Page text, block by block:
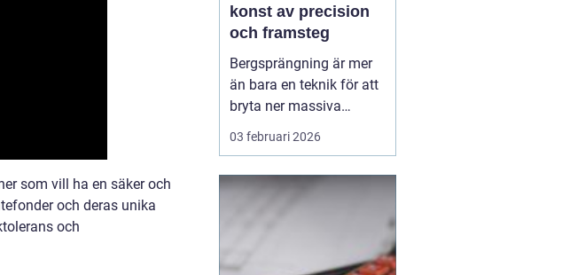
som vill ha en säker och
och deras unika
och
konst av precision
och framsteg
Bergsprängning är mer
än bara en teknik för att
bryta ner massiva
bergformationer. Det är
omfattande kunskap för
att säkerställa att
03 februari 2026